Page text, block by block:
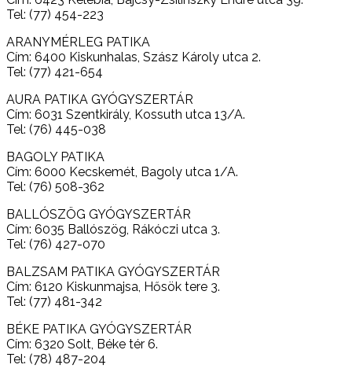
Tel: (77) 454-223
ARANYMÉRLEG PATIKA
Cím: 6400 Kiskunhalas, Szász Károly utca 2.
Tel: (77) 421-654
AURA PATIKA GYÓGYSZERTÁR
Cím: 6031 Szentkirály, Kossuth utca 13/A.
Tel: (76) 445-038
BAGOLY PATIKA
Cím: 6000 Kecskemét, Bagoly utca 1/A.
Tel: (76) 508-362
BALLÓSZÖG GYÓGYSZERTÁR
Cím: 6035 Ballószög, Rákóczi utca 3.
Tel: (76) 427-070
BALZSAM PATIKA GYÓGYSZERTÁR
Cím: 6120 Kiskunmajsa, Hősök tere 3.
Tel: (77) 481-342
BÉKE PATIKA GYÓGYSZERTÁR
Cím: 6320 Solt, Béke tér 6.
Tel: (78) 487-204